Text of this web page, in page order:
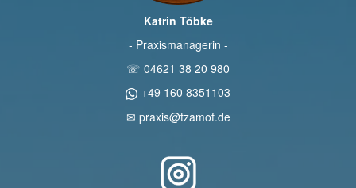
Katrin Töbke
- Praxismanagerin -
☏ 04621 38 20 980
+49 160 8351103
✉ praxis@tzamof.de